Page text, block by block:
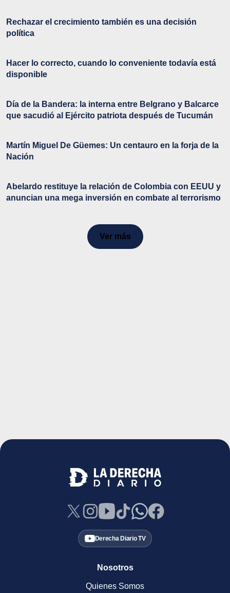
Rechazar el crecimiento también es una decisión
política
Hacer lo correcto, cuando lo conveniente todavía está
disponible
Día de la Bandera: la interna entre Belgrano y Balcarce
que sacudió al Ejército patriota después de Tucumán
Martín Miguel De Güemes: Un centauro en la forja de la
Nación
Abelardo restituye la relación de Colombia con EEUU y
anuncian una mega inversión en combate al terrorismo
Ver más
Derecha Diario TV
Nosotros
Quienes Somos